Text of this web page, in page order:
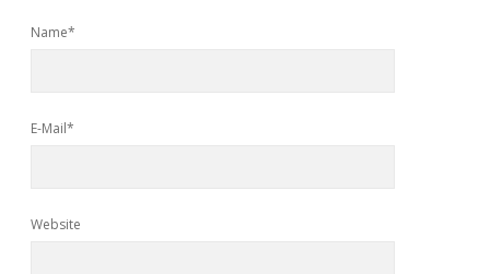
Name*
E-Mail*
Website